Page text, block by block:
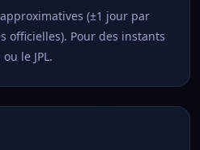
(±1 jour par
officielles). Pour des instants
le JPL.